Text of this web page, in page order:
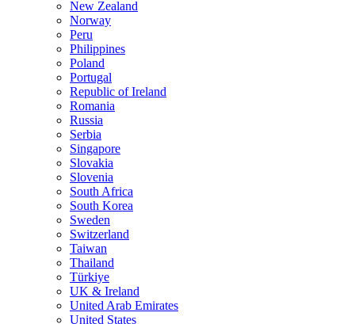
New Zealand
Norway
Peru
Philippines
Poland
Portugal
Republic of Ireland
Romania
Russia
Serbia
Singapore
Slovakia
Slovenia
South Africa
South Korea
Sweden
Switzerland
Taiwan
Thailand
Türkiye
UK & Ireland
United Arab Emirates
United States